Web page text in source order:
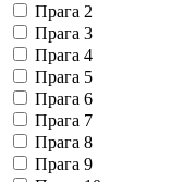
Прага 2
Прага 3
Прага 4
Прага 5
Прага 6
Прага 7
Прага 8
Прага 9